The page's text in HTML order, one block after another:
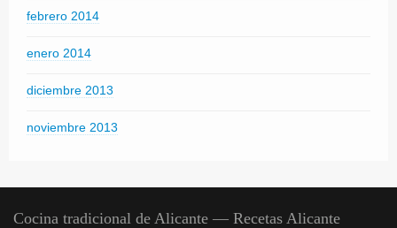
febrero 2014
enero 2014
diciembre 2013
noviembre 2013
Cocina tradicional de Alicante — Recetas Alicante